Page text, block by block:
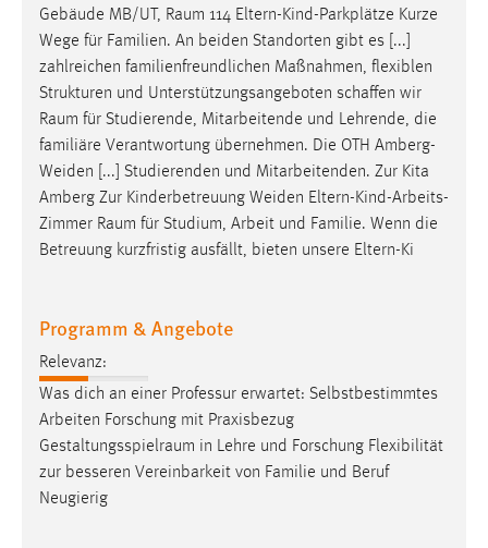
Gebäude MB/UT, Raum 114 Eltern-Kind-Parkplätze Kurze
Wege für Familien. An beiden Standorten gibt es [...]
zahlreichen familienfreundlichen Maßnahmen, flexiblen
Strukturen und Unterstützungsangeboten schaffen wir
Raum für Studierende, Mitarbeitende und Lehrende, die
familiäre Verantwortung übernehmen. Die OTH Amberg-
Weiden [...] Studierenden und Mitarbeitenden. Zur Kita
Amberg Zur Kinderbetreuung Weiden Eltern-Kind-Arbeits-
Zimmer Raum für Studium, Arbeit und Familie. Wenn die
Betreuung kurzfristig ausfällt, bieten unsere Eltern-Ki
Programm & Angebote
Relevanz:
Was dich an einer Professur erwartet: Selbstbestimmtes
Arbeiten Forschung mit Praxisbezug
Gestaltungsspielraum in Lehre und Forschung Flexibilität
zur besseren Vereinbarkeit von Familie und Beruf
Neugierig
STATISTIK
Statistik Cookies erfassen Informationen anonym.
Diese Informationen helfen uns zu verstehen, wie
unsere Besucher unsere Website nutzen.
Matomo
Name:
_pk_ref, _pk_cvar, _pk_id, _pk_ses
Max. 13 Monate
MARKETING
Marketing Cookies werden von Drittanbietern